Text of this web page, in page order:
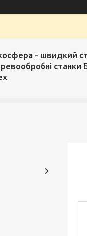
- швидкий
станки